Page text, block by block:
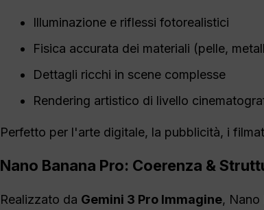
Illuminazione e riflessi fotorealistici
Fisica accurata dei materiali (pelle,
Dettagli ricchi in scene complesse
Rendering artistico di livello
Perfetto per l'arte digitale, la pubblicità, i
Nano Banana Pro: Coerenza &
Realizzato da Gemini 3 Pro Immagine, Nano